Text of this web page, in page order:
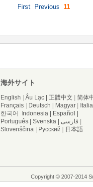
First Previous 11
海外サイト
English Âu Lạc 正體中文
简体
Français
Deutsch Magyar
한국어
Indonesia Español
Português
Svenska فارسی
Slovenščina
Русский 日本語
Copyright © 2007-2014